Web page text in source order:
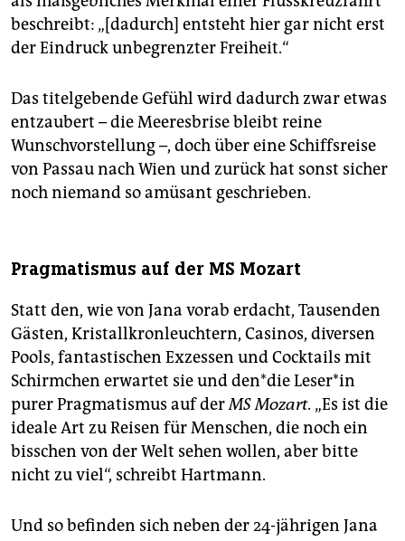
beschreibt: „[dadurch] entsteht hier gar nicht erst
der Eindruck unbegrenzter Freiheit.“
Das titelgebende Gefühl wird dadurch zwar etwas
entzaubert – die Meeresbrise bleibt reine
Wunschvorstellung –, doch über eine Schiffsreise
von Passau nach Wien und zurück hat sonst sicher
noch niemand so amüsant geschrieben.
Pragmatismus auf der MS Mozart
Statt den, wie von Jana vorab erdacht, Tausenden
Gästen, Kristallkronleuchtern, Casinos, diversen
Pools, fantastischen Exzessen und Cocktails mit
Schirmchen erwartet sie und den*die Leser*in
purer Pragmatismus auf derMS Mozart. „Es ist die
ideale Art zu Reisen für Menschen, die noch ein
bisschen von der Welt sehen wollen, aber bitte
nicht zu viel“, schreibt Hartmann.
Und so befinden sich neben der 24-jährigen Jana